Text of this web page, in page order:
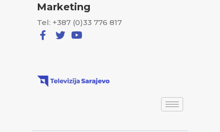
Marketing
Tel: +387 (0)33 776 817